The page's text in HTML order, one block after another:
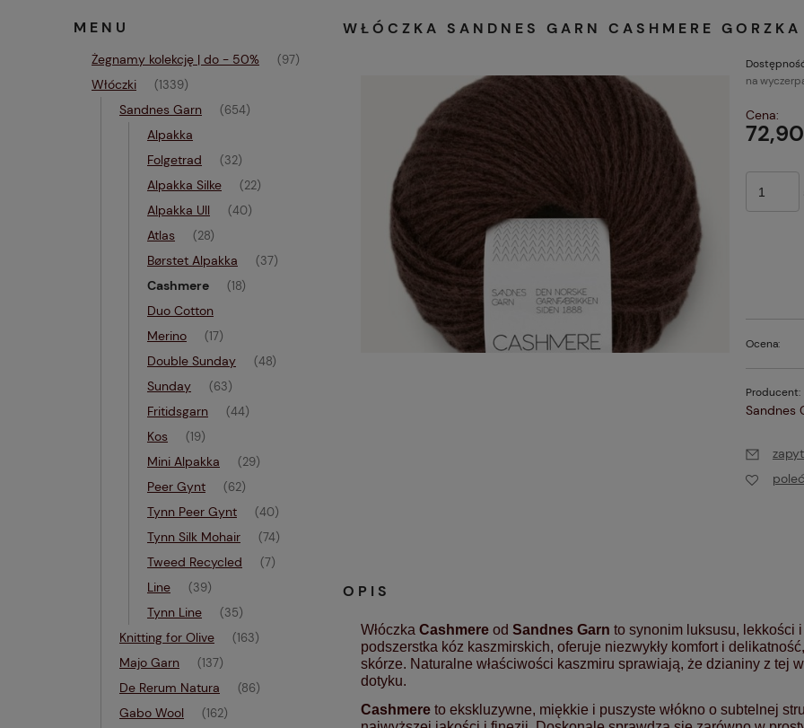
MENU
Żegnamy kolekcję | do - 50% (97)
Włóczki (1339)
Sandnes Garn (654)
Alpakka
Folgetrad
(32)
Alpakka Silke (22)
Alpakka Ull (40)
Atlas (28)
Børstet Alpakka (37)
Cashmere (18)
Duo Cotton
Merino
(17)
Double Sunday (48)
Sunday (63)
Fritidsgarn (44)
Kos (19)
Mini Alpakka (29)
Peer Gynt (62)
Tynn Peer Gynt (40)
Tynn Silk Mohair (74)
Tweed Recycled (7)
Line (39)
Tynn Line (35)
Knitting for Olive (163)
Majo Garn (137)
De Rerum Natura (86)
Gabo Wool (162)
WŁÓCZKA SANDNES GARN CASHMERE
na
Cena:
72,90
Ocena:
Producent:
Sandnes
OPIS
Włóczka Cashmere od Sandnes Garn to synonim luksusu, lekkości
podszerstka kóz kaszmirskich, oferuje niezwykły komfort i
skórze. Naturalne właściwości kaszmiru sprawiają, że dzianiny z tej
dotyku.
Cashmere to ekskluzywne, miękkie i puszyste włókno o subtelnej